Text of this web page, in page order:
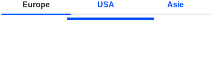
Europe USA Asie